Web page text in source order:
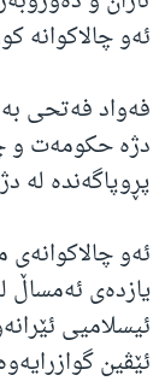
ئەو چالاکوانە
فەواد فەتحی
دژە حکومەت و
پڕوپاگەندە لە
ئەو
یازدەی ئەمساڵ
ئیسلامیی
ئێڤین